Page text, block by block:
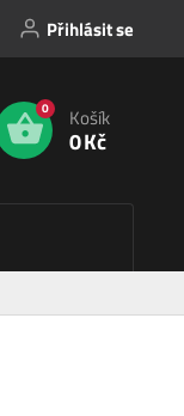
Přihlásit se
0 Košík
0 Kč